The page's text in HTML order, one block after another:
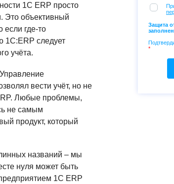
1С ERP просто
Это объективный
где-то
1С:ERP следует
учёта.
вести учёт, но не
Любые проблемы,
не самым
продукт, который
названий – мы
нуля может быть
1С ERP
Защита
*